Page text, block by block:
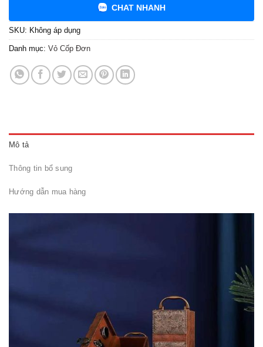
CHAT NHANH
SKU: Không áp dụng
Danh mục: Vỏ Cốp Đơn
Mô tả
Thông tin bổ sung
Hướng dẫn mua hàng